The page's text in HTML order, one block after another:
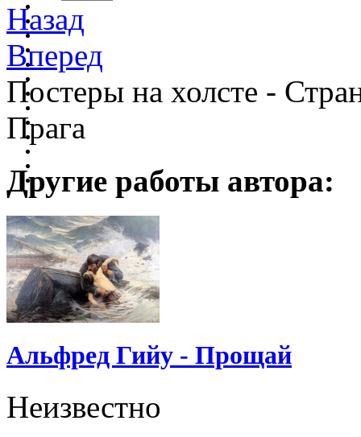
Назад
Вперед
Постеры на холсте -
Прага
Другие работы автора:
Альфред Гийу - Прощай
Неизвестно